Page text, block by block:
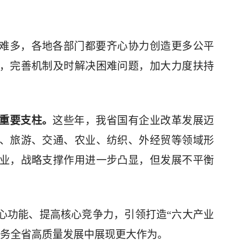
多，各地各部门都要齐心协力创造更多公平
完善机制及时解决困难问题，加大力度扶持
要支柱。这些年，我省国有企业改革发展迈
旅游、交通、农业、纺织、外经贸等领域形
，战略支撑作用进一步凸显，但发展不平衡
功能、提高核心竞争力，引领打造“六大产业
全省高质量发展中展现更大作为。